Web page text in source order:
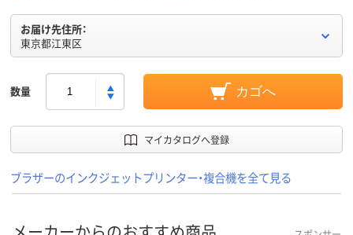
お届け先住所：
東京都江東区
数量 カゴへ
マイカタログへ登録
ブラザーのインクジェットプリンター・複合機を全て見る